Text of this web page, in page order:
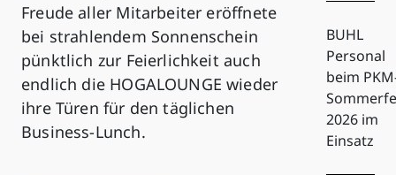
Freude aller Mitarbeiter eröffnete
bei strahlendem Sonnenschein
pünktlich zur Feierlichkeit auch
endlich die HOGALOUNGE wieder
ihre Türen für den täglichen
Business-Lunch.
BUHL
Personal
beim
2026 im
Einsatz